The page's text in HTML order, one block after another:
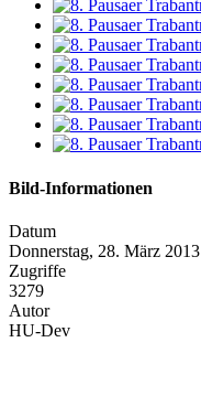
Bild-Informationen
Datum
Donnerstag, 28. März 2013
Zugriffe
3279
Autor
HU-Dev